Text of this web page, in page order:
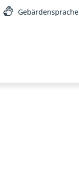
Gebärdensprache